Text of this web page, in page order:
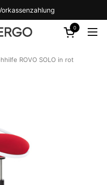
Warenkorb
0
ROVO SOLO in rot